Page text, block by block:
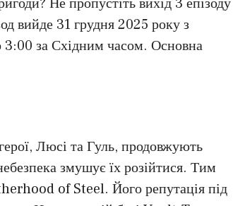
вийде 31 грудня 2025 року з
за Східним часом. Основна
Люсі та Гуль, продовжують
змушує їх розійтися. Тим
of Steel. Його репутація під